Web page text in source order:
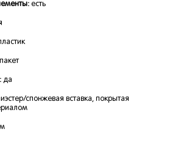
есть
пакет
да
спонжевая вставка, покрытая